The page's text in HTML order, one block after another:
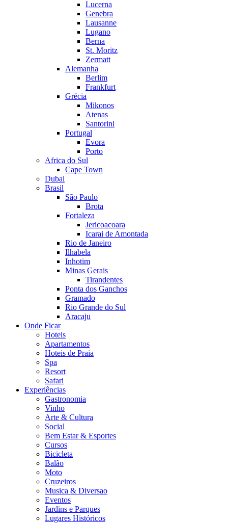
Lucerna
Genebra
Lausanne
Lugano
Berna
St. Moritz
Zermatt
Alemanha
Berlim
Frankfurt
Grécia
Mikonos
Atenas
Santorini
Portugal
Evora
Porto
Africa do Sul
Cape Town
Dubai
Brasil
São Paulo
Brota
Fortaleza
Jericoacoara
Icarai de Amontada
Rio de Janeiro
Ilhabela
Inhotim
Minas Gerais
Tirandentes
Ponta dos Ganchos
Gramado
Rio Grande do Sul
Aracaju
Onde Ficar
Hoteis
Apartamentos
Hoteis de Praia
Spa
Resort
Safari
Experiências
Gastronomia
Vinho
Arte & Cultura
Social
Bem Estar & Esportes
Cursos
Bicicleta
Balão
Moto
Cruzeiros
Musica & Diversao
Eventos
Jardins e Parques
Lugares Históricos